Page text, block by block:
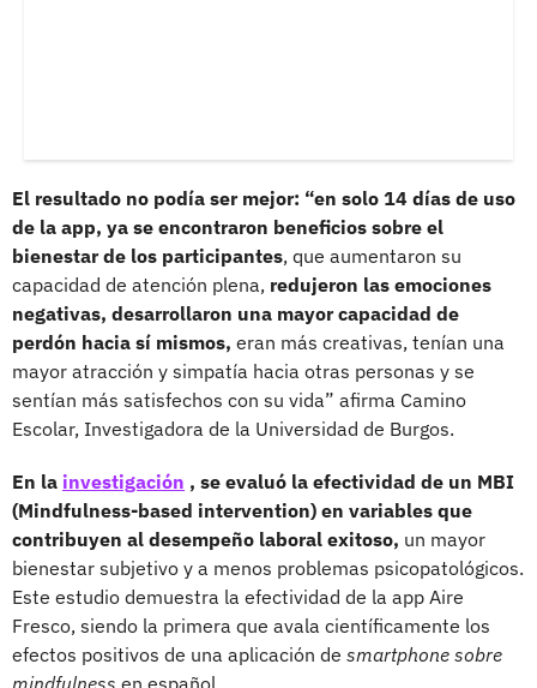
El resultado no podía ser mejor: “en solo 14 días de uso
de la app, ya se encontraron beneficios sobre el
bienestar de los participantes, que aumentaron su
capacidad de atención plena, redujeron las emociones
negativas, desarrollaron una mayor capacidad de
perdón hacia sí mismos, eran más creativas, tenían una
mayor atracción y simpatía hacia otras personas y se
sentían más satisfechos con su vida” afirma Camino
Escolar, Investigadora de la Universidad de Burgos.
En la investigación , se evaluó la efectividad de un MBI
(Mindfulness-based intervention) en variables que
contribuyen al desempeño laboral exitoso, un mayor
bienestar subjetivo y a menos problemas psicopatológicos.
Este estudio demuestra la efectividad de la app Aire
Fresco, siendo la primera que avala científicamente los
efectos positivos de una aplicación de smartphone sobre